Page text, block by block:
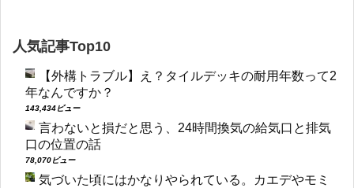
人気記事Top10
【外構トラブル】え？タイルデッキの耐用年数って2
年なんですか？
143,434ビュー
言わないと損だと思う、24時間換気の給気口と排気
口の位置の話
78,070ビュー
気づいた頃にはかなりやられている。カエデやモミ